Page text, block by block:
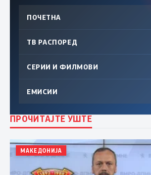
ПОЧЕТНА
ТВ РАСПОРЕД
СЕРИИ И ФИЛМОВИ
ЕМИСИИ
ПРОЧИТАЈТЕ УШТЕ
МАКЕДОНИЈА